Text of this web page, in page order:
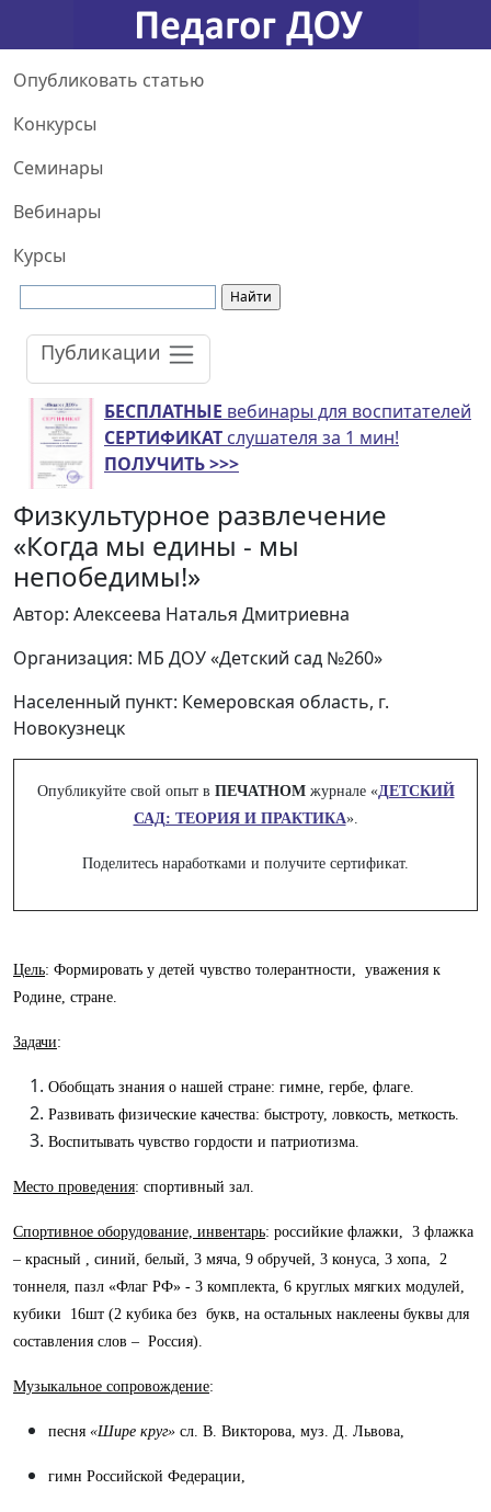
Опубликовать статью
Конкурсы
Семинары
Вебинары
Курсы
Публикации
БЕСПЛАТНЫЕ вебинары для воспитателей
СЕРТИФИКАТ слушателя за 1 мин!
ПОЛУЧИТЬ >>>
Физкультурное развлечение
«Когда мы едины - мы
непобедимы!»
Автор: Алексеева Наталья Дмитриевна
Организация: МБ ДОУ «Детский сад №260»
Населенный пункт: Кемеровская область, г.
Новокузнецк
Опубликуйте свой опыт в ПЕЧАТНОМ журнале «ДЕТСКИЙ
САД: ТЕОРИЯ И ПРАКТИКА».
Поделитесь наработками и получите сертификат.
Цель: Формировать у детей чувство толерантности, уважения к
Родине, стране.
Задачи:
Обобщать знания о нашей стране: гимне, гербе, флаге.
Развивать физические качества: быстроту, ловкость, меткость.
Воспитывать чувство гордости и патриотизма.
Место проведения: спортивный зал.
Спортивное оборудование, инвентарь: российкие флажки, 3 флажка
– красный , синий, белый, 3 мяча, 9 обручей, 3 конуса, 3 хопа, 2
тоннеля, пазл «Флаг РФ» - 3 комплекта, 6 круглых мягких модулей,
кубики 16шт (2 кубика без букв, на остальных наклеены буквы для
составления слов – Россия).
Музыкальное сопровождение:
песня «Шире круг» сл. В. Викторова, муз. Д. Львова,
гимн Российской Федерации,